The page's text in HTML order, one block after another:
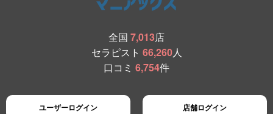
全国 7,013店
セラピスト 66,260人
口コミ 6,754件
ユーザーログイン 店舗ログイン